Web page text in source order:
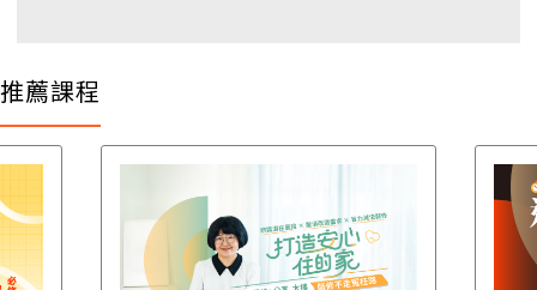
推薦課程